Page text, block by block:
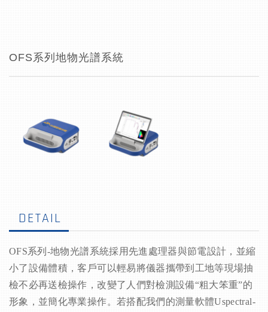
OFS系列地物光譜系統
DETAIL
OFS系列-地物光譜系統採用先進處理器與節電設計，並縮
小了設備體積，客戶可以輕易將儀器攜帶到工地等現場抽
檢不必再送檢操作，改變了人們對檢測設備“粗大笨重”的
形象，並簡化專業操作。 若搭配我們的測量軟體Uspectral-